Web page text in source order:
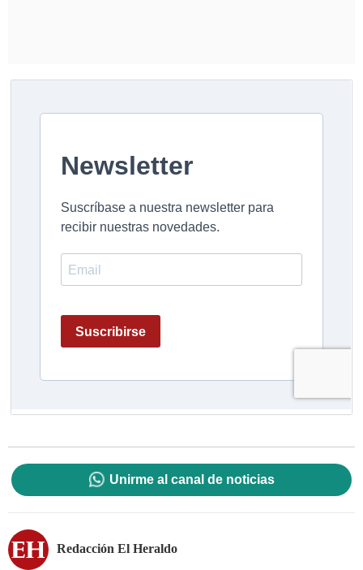
Unirme al canal de noticias
Redacción El Heraldo